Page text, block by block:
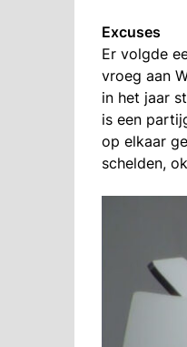
Excuses
Er volgde
vroeg aan
in het jaar
is een
op elkaar
schelden,